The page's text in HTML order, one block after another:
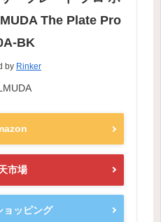
The Plate Pro
BK
by Rinker
市場
ッピング